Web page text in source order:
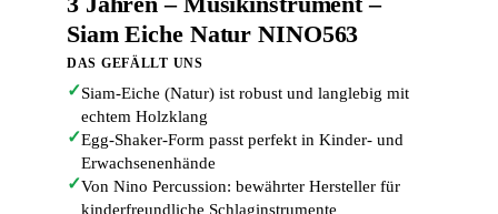
Siam Eiche Natur NINO563
DAS GEFÄLLT UNS
✓Siam-Eiche (Natur) ist robust und langlebig mit
echtem Holzklang
✓Egg-Shaker-Form passt perfekt in Kinder- und
Erwachsenenhände
✓Von Nino Percussion: bewährter Hersteller für
kinderfreundliche Schlaginstrumente